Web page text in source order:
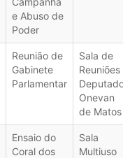
e Abuso de
Poder
Reunião de
Gabinete
Parlamentar
Sala de
Reuniões
Onevan
de Matos
Ensaio do
Coral dos
Sala
Multiuso